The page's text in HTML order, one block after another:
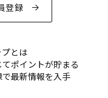
登録
プとは
ポイントが貯まる
最新情報を入手